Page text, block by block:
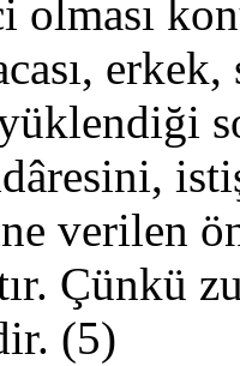
verilen
Çünkü
(5)